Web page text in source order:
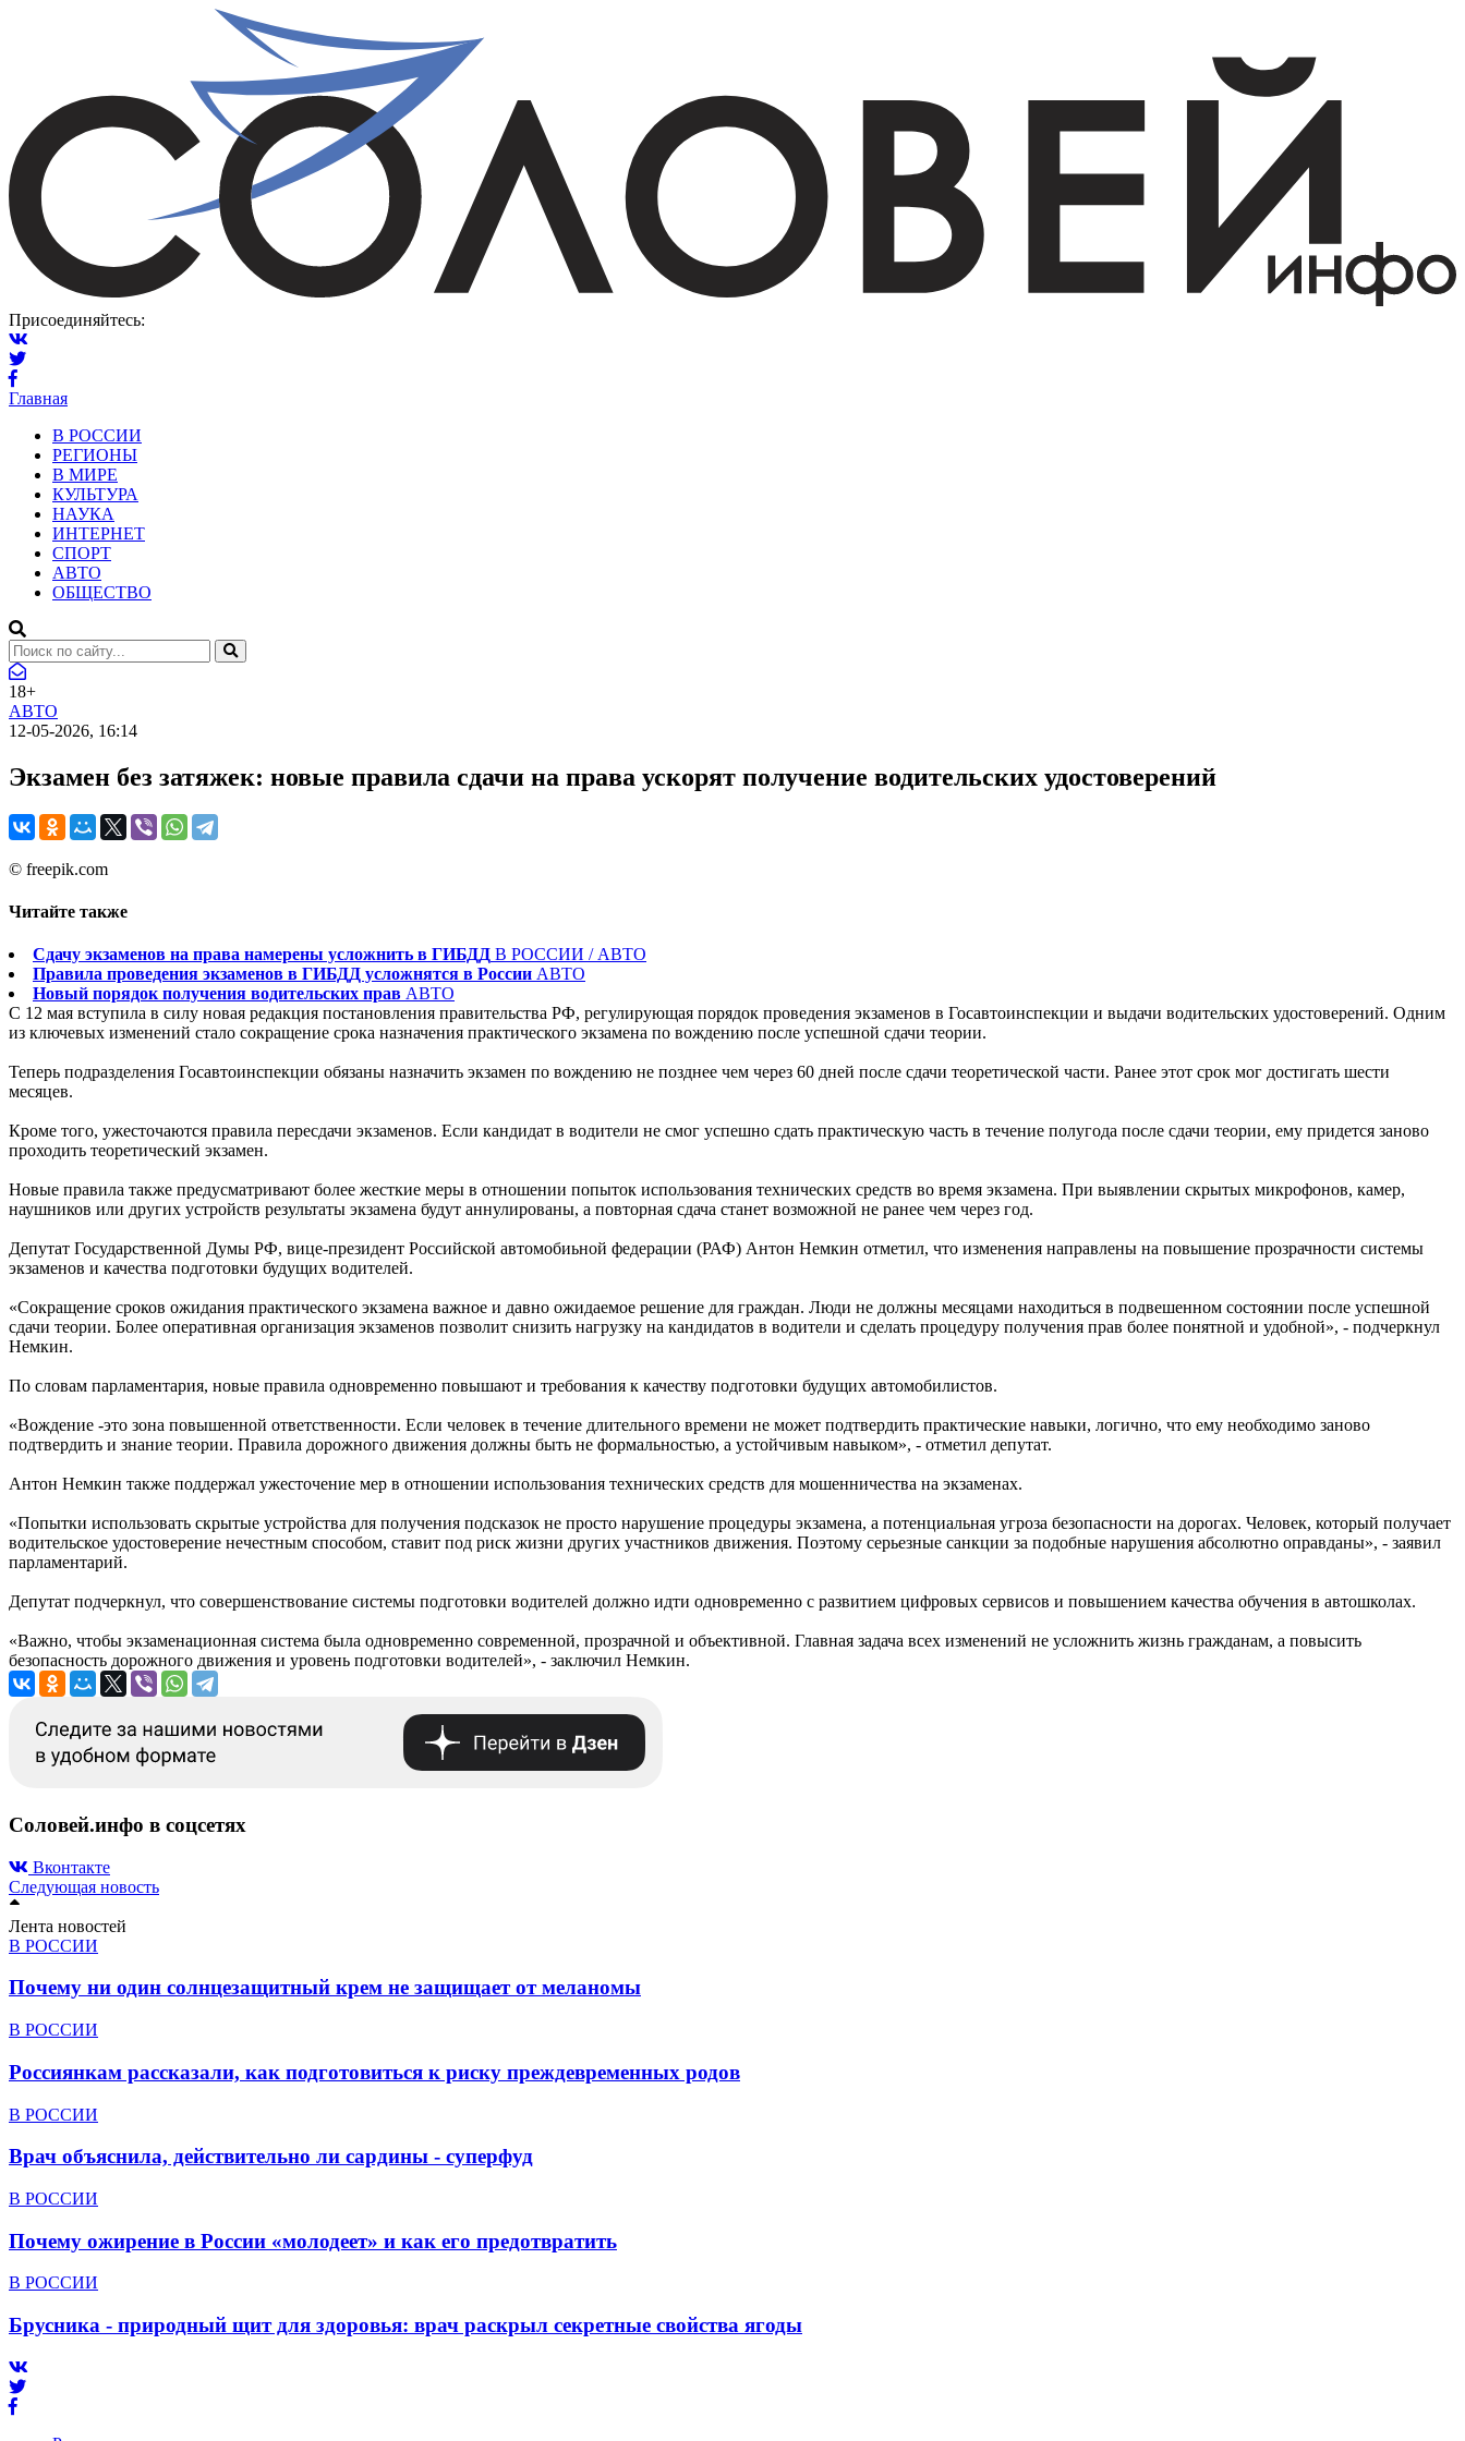
Присоединяйтесь:
Главная
В РОССИИ
РЕГИОНЫ
В МИРЕ
КУЛЬТУРА
НАУКА
ИНТЕРНЕТ
СПОРТ
АВТО
ОБЩЕСТВО
18+
АВТО
12-05-2026, 16:14
Экзамен без затяжек: новые правила сдачи на права ускорят получение водительских удостоверений
© freepik.com
Читайте также
Сдачу экзаменов на права намерены усложнить в ГИБДД В РОССИИ / АВТО
Правила проведения экзаменов в ГИБДД усложнятся в России АВТО
Новый порядок получения водительских прав АВТО
С 12 мая вступила в силу новая редакция постановления правительства РФ, регулирующая порядок проведения экзаменов в Госавтоинспекции и выдачи водительских удостоверений. Одним
из ключевых изменений стало сокращение срока назначения практического экзамена по вождению после успешной сдачи теории.
Теперь подразделения Госавтоинспекции обязаны назначить экзамен по вождению не позднее чем через 60 дней после сдачи теоретической части. Ранее этот срок мог достигать шести
месяцев.
Кроме того, ужесточаются правила пересдачи экзаменов. Если кандидат в водители не смог успешно сдать практическую часть в течение полугода после сдачи теории, ему придется заново
проходить теоретический экзамен.
Новые правила также предусматривают более жесткие меры в отношении попыток использования технических средств во время экзамена. При выявлении скрытых микрофонов, камер,
наушников или других устройств результаты экзамена будут аннулированы, а повторная сдача станет возможной не ранее чем через год.
Депутат Государственной Думы РФ, вице-президент Российской автомобиьной федерации (РАФ) Антон Немкин отметил, что изменения направлены на повышение прозрачности системы
экзаменов и качества подготовки будущих водителей.
«Сокращение сроков ожидания практического экзамена важное и давно ожидаемое решение для граждан. Люди не должны месяцами находиться в подвешенном состоянии после успешной
сдачи теории. Более оперативная организация экзаменов позволит снизить нагрузку на кандидатов в водители и сделать процедуру получения прав более понятной и удобной», - подчеркнул
Немкин.
По словам парламентария, новые правила одновременно повышают и требования к качеству подготовки будущих автомобилистов.
«Вождение -это зона повышенной ответственности. Если человек в течение длительного времени не может подтвердить практические навыки, логично, что ему необходимо заново
подтвердить и знание теории. Правила дорожного движения должны быть не формальностью, а устойчивым навыком», - отметил депутат.
Антон Немкин также поддержал ужесточение мер в отношении использования технических средств для мошенничества на экзаменах.
«Попытки использовать скрытые устройства для получения подсказок не просто нарушение процедуры экзамена, а потенциальная угроза безопасности на дорогах. Человек, который получает
водительское удостоверение нечестным способом, ставит под риск жизни других участников движения. Поэтому серьезные санкции за подобные нарушения абсолютно оправданы», - заявил
парламентарий.
Депутат подчеркнул, что совершенствование системы подготовки водителей должно идти одновременно с развитием цифровых сервисов и повышением качества обучения в автошколах.
«Важно, чтобы экзаменационная система была одновременно современной, прозрачной и объективной. Главная задача всех изменений не усложнить жизнь гражданам, а повысить
безопасность дорожного движения и уровень подготовки водителей», - заключил Немкин.
Соловей.инфо в соцсетях
Вконтакте
Следующая новость
Лента новостей
В РОССИИ
Почему ни один солнцезащитный крем не защищает от меланомы
В РОССИИ
Россиянкам рассказали, как подготовиться к риску преждевременных родов
В РОССИИ
Врач объяснила, действительно ли сардины - суперфуд
В РОССИИ
Почему ожирение в России «молодеет» и как его предотвратить
В РОССИИ
Брусника - природный щит для здоровья: врач раскрыл секретные свойства ягоды